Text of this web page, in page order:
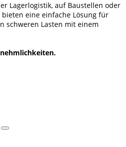
Lagerlogistik, auf Baustellen oder
eine einfache Lösung für
schweren Lasten mit einem